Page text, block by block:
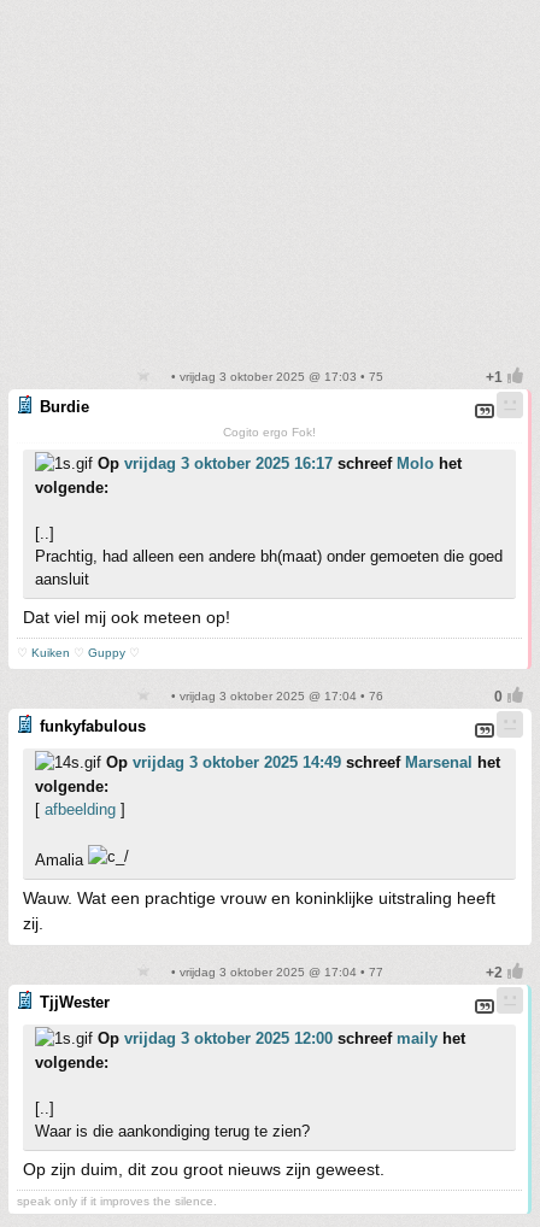
• vrijdag 3 oktober 2025 @ 17:03 • 75
Burdie
Cogito ergo Fok!
Op vrijdag 3 oktober 2025 16:17 schreef Molo het
volgende:
[..]
Prachtig, had alleen een andere bh(maat) onder gemoeten die goed
aansluit
Dat viel mij ook meteen op!
♡ Kuiken ♡ Guppy ♡
• vrijdag 3 oktober 2025 @ 17:04 • 76
funkyfabulous
Op vrijdag 3 oktober 2025 14:49 schreef Marsenal het
volgende:
[ afbeelding ]
Amalia
Wauw. Wat een prachtige vrouw en koninklijke uitstraling heeft
zij.
• vrijdag 3 oktober 2025 @ 17:04 • 77
TjjWester
Op vrijdag 3 oktober 2025 12:00 schreef maily het
volgende:
[..]
Waar is die aankondiging terug te zien?
Op zijn duim, dit zou groot nieuws zijn geweest.
speak only if it improves the silence.